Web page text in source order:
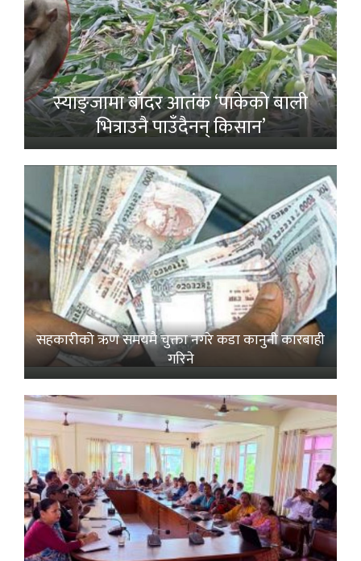
स्याङ्जामा बाँदर आतंक ‘पाकेको बाली
भित्राउनै पाउँदैनन् किसान’
सहकारीको ऋण समयमै चुक्ता नगरे कडा कानुनी कारबाही
गरिने